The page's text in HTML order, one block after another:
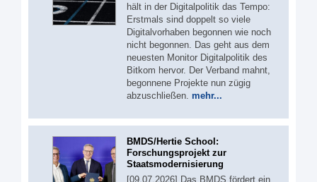
hält in der Digitalpolitik das Tempo:
Erstmals sind doppelt so viele
Digitalvorhaben begonnen wie noch
nicht begonnen. Das geht aus dem
neuesten Monitor Digitalpolitik des
Bitkom hervor. Der Verband mahnt,
begonnene Projekte nun zügig
abzuschließen. mehr...
BMDS/Hertie School:
Forschungsprojekt zur
Staatsmodernisierung
[09.07.2026] Das BMDS fördert ein